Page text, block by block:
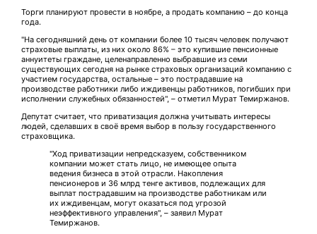
Торги планируют провести в ноябре, а продать компанию – до конца
года.
"На сегодняшний день от компании более 10 тысяч человек получают
страховые выплаты, из них около 86% – это купившие пенсионные
аннуитеты граждане, целенаправленно выбравшие из семи
существующих сегодня на рынке страховых организаций компанию с
участием государства, остальные – это пострадавшие на
производстве работники либо иждивенцы работников, погибших при
исполнении служебных обязанностей", – отметил Мурат Темиржанов.
Депутат считает, что приватизация должна учитывать интересы
людей, сделавших в своё время выбор в пользу государственного
страховщика.
"Ход приватизации непредсказуем, собственником
компании может стать лицо, не имеющее опыта
ведения бизнеса в этой отрасли. Накопления
пенсионеров и 36 млрд тенге активов, подлежащих для
выплат пострадавшим на производстве работникам или
их иждивенцам, могут оказаться под угрозой
неэффективного управления", – заявил Мурат
Темиржанов.